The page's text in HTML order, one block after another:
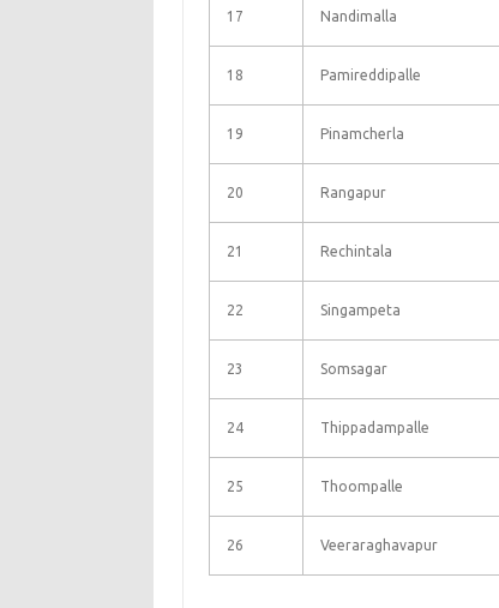
17 Nandimalla
18 Pamireddipalle
19 Pinamcherla
20 Rangapur
21 Rechintala
22 Singampeta
23 Somsagar
24 Thippadampalle
25 Thoompalle
26 Veeraraghavapur